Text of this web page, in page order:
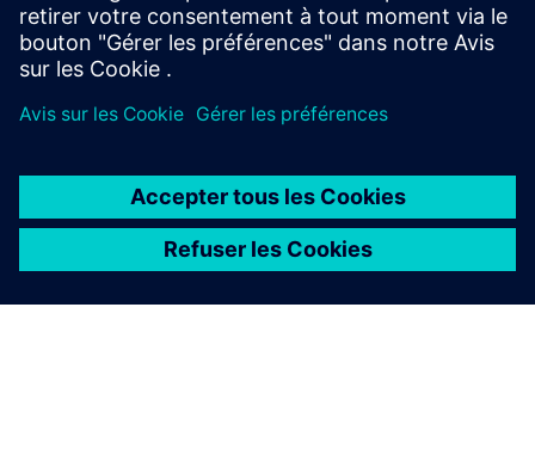
diverses décisions de conception, en optimisant les
performances efficaces, l'utilisation des matériaux et la
recyclabilité.
En production, l'IA peut aider à optimiser les calendriers de
opportunités d'efficacité énergétique et, comme à
Erlangen, améliorer considérablement la qualité de la
production et réduire les déchets et les déchets de
matériaux. Et, peut-être plus important encore, l'IA peut